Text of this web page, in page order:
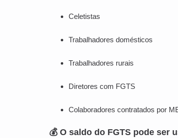
Celetistas
Trabalhadores domésticos
Trabalhadores rurais
Diretores com FGTS
Colaboradores contratados por
💰 O saldo do FGTS pode ser